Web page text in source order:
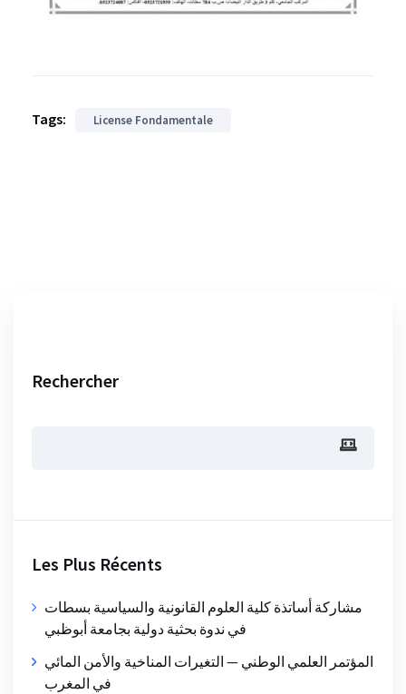
Tags: License Fondamentale
Rechercher
Les Plus Récents
مشاركة أساتذة كلية العلوم القانونية والسياسية بسطات
في ندوة بحثية دولية بجامعة أبوظبي
المؤتمر العلمي الوطني — التغيرات المناخية والأمن المائي
في المغرب